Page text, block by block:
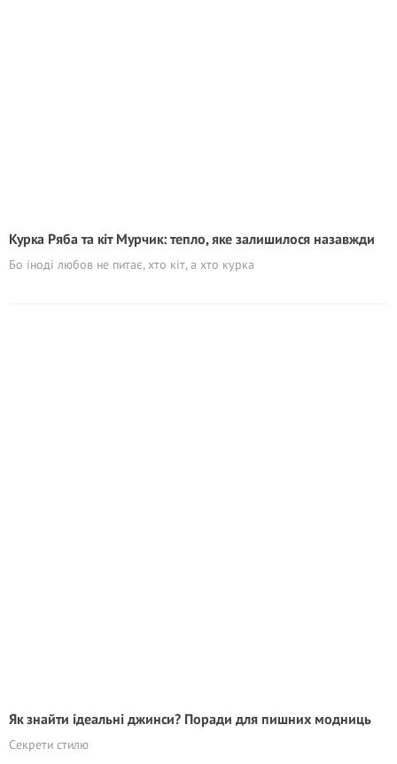
Курка Ряба та кіт Мурчик: тепло, яке залишилося назавжди
Бо іноді любов не питає, хто кіт, а хто курка
Як знайти ідеальні джинси? Поради для пишних модниць
Секрети стилю